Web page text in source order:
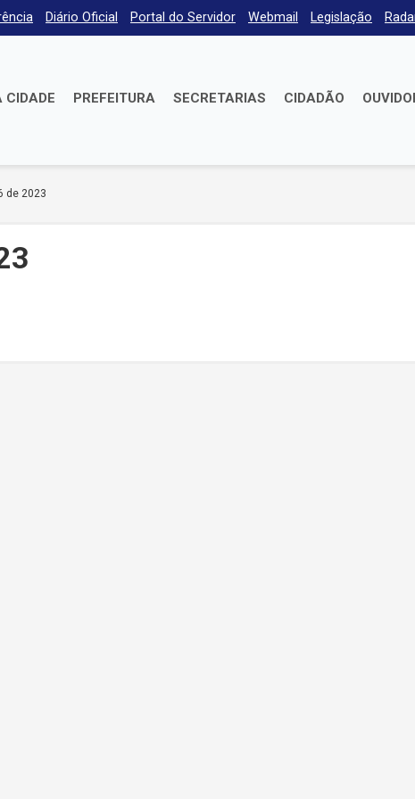
Diário Oficial Portal do Servidor Webmail Legislação
CIDADE PREFEITURA SECRETARIAS CIDADÃO
de 2023